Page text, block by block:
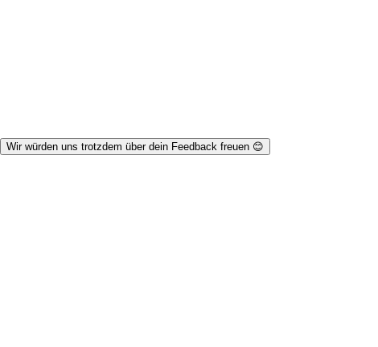
Wir würden uns trotzdem über dein Feedback freuen 😊